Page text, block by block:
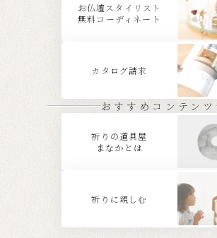
お仏壇スタイリスト
無料コーディネート
カタログ請求
おすすめコンテンツ
祈りの道具屋
まなかとは
祈りに親しむ